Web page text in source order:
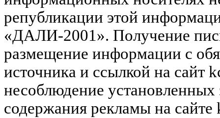
републикации этой
«ДАЛИ-2001». Получение
размещение информации с
источника и ссылкой на сайт
несоблюдение установленных
содержания рекламы на сайте